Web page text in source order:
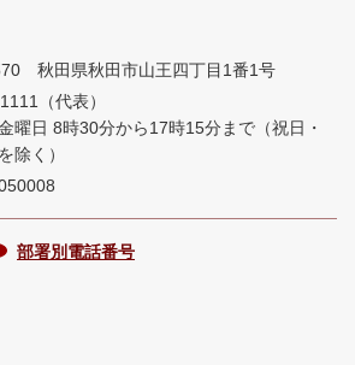
秋田県秋田市山王四丁目1番1号
（代表）
曜日 8時30分から17時15分まで （祝日・
除く）
部署別電話番号